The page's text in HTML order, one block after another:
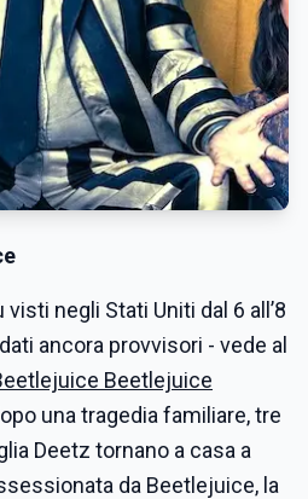
negli Stati Uniti dal 6 all’8
ancora provvisori - vede al
Beetlejuice
una tragedia familiare, tre
Deetz tornano a casa a
da Beetlejuice, la